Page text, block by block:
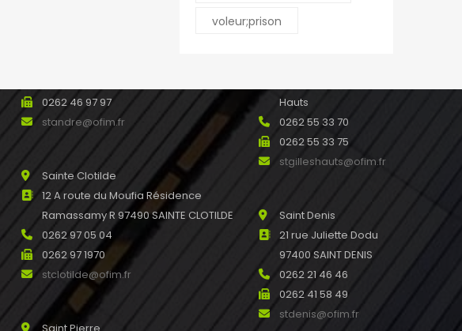
voleur;prison
0262 46 97 97
standre@ofim.fr
Sainte Clotilde
12 A route du Moufia Résidence
Ramassamy R 97490 SAINTE CLOTILDE
0262 97 05 04
0262 97 1970
stclotilde@ofim.fr
Saint Pierre
Hauts
0262 55 33 70
0262 55 33 75
stgilleshauts@ofim.fr
Saint Denis
21 rue Juliette Dodu
97400 SAINT DENIS
0262 21 46 46
0262 41 58 49
stdenis@ofim.fr